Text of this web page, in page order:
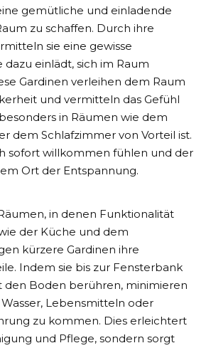
gemütliche und einladende
zu schaffen. Durch ihre
sie eine gewisse
dazu einlädt, sich im Raum
Gardinen verleihen dem Raum
und vermitteln das Gefühl
in Räumen wie dem
dem Schlafzimmer von Vorteil ist.
sofort willkommen fühlen und der
Ort der Entspannung.
in denen Funktionalität
der Küche und dem
kürzere Gardinen ihre
Indem sie bis zur Fensterbank
den Boden berühren, minimieren
Wasser, Lebensmitteln oder
zu kommen. Dies erleichtert
und Pflege, sondern sorgt